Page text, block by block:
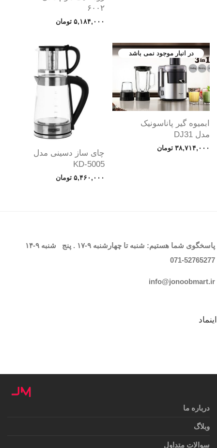
۶۰۰۲
۵,۱۸۴,۰۰۰ تومان
ابمیوه گیر پاناسونیک
مدل DJ31
۳۸,۷۱۴,۰۰۰ تومان
چای ساز دسینی مدل
KD-5005
۵,۴۶۰,۰۰۰ تومان
پاسخگوی شما هستیم: شنبه تا چهارشنبه ۹-۱۷ . پنج شنبه ۹-۱۴
071-52765277
info@jonoobmart.ir
اینماد
درباره ما
وبلاگ
سوالات متداول